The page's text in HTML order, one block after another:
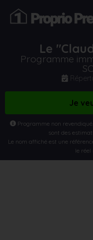
Le
Programme
Je
Programme non
sont des
Le nom affiché est une
le